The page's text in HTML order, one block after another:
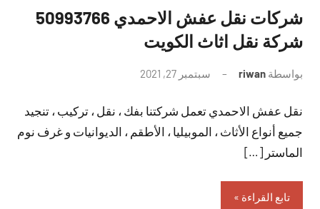
شركات نقل عفش الاحمدي 50993766
شركة نقل اثاث الكويت
بواسطة riwan سبتمبر 27, 2021
تعليقات
نقل عفش الاحمدي تعمل شركتنا بفك ، نقل ، تركيب ، تنجيد
جميع أنواع الأثاث ، الموبيليا ، الأطقم ، الديوانيات و غرف نوم
الماستر […]
تابع القراءة